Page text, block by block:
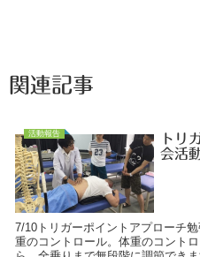
関連記事
活動報告
トリ
会活
7/10トリガーポイントアプローチ
重のコントロール。体重のコント